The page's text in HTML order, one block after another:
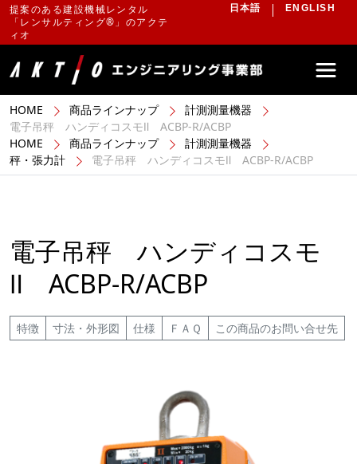
提案のある建設機械レンタル
「レンサルティング®」のアクテ
ィオ
日本語 ENGLISH
HOME 商品ラインナップ
計測測量機器
電子吊秤 ハンディコスモⅡ ACBP-R/ACBP
HOME
商品ラインナップ
計測測量機器
秤・張力計
電子吊秤 ハンディコスモⅡ ACBP-R/ACBP
電子吊秤 ハンディコスモ
Ⅱ ACBP-R/ACBP
特徴 寸法・外形図 仕様 ＦＡＱ この商品のお問い合せ先